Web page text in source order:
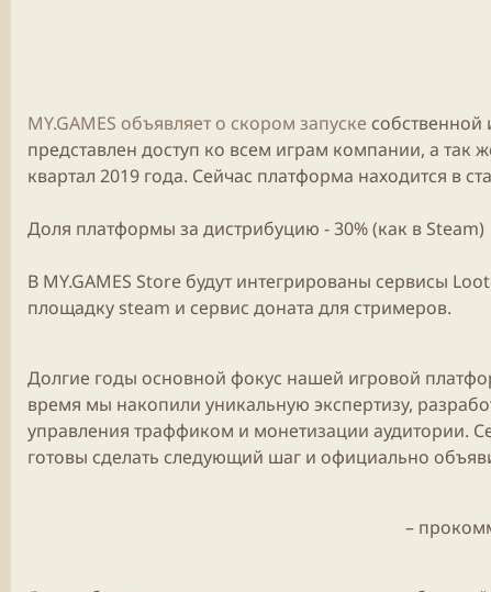
MY.GAMES объявляет о скором запуске
представлен доступ ко всем играм компании, а так
квартал 2019 года. Сейчас платформа находится в
Доля платформы за дистрибуцию - 30% (как в Steam)
В MY.GAMES Store будут интегрированы сервисы
площадку steam и сервис доната для стримеров.
Долгие годы основной фокус нашей игровой
время мы накопили уникальную экспертизу,
управления траффиком и монетизации аудитории.
готовы сделать следующий шаг и официально
–